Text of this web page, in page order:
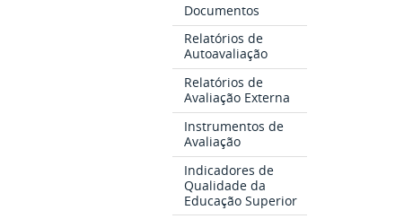
Documentos
Relatórios de
Autoavaliação
Relatórios de
Avaliação Externa
Instrumentos de
Avaliação
Indicadores de
Qualidade da
Educação Superior